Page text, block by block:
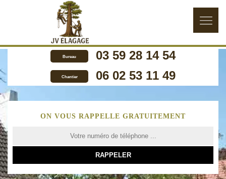
Bureau 03 59 28 14 54
Chantier 06 02 53 11 49
ON VOUS RAPPELLE GRATUITEMENT